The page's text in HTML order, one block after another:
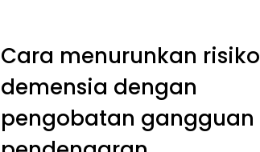
Cara menurunkan risiko
demensia dengan
pengobatan gangguan